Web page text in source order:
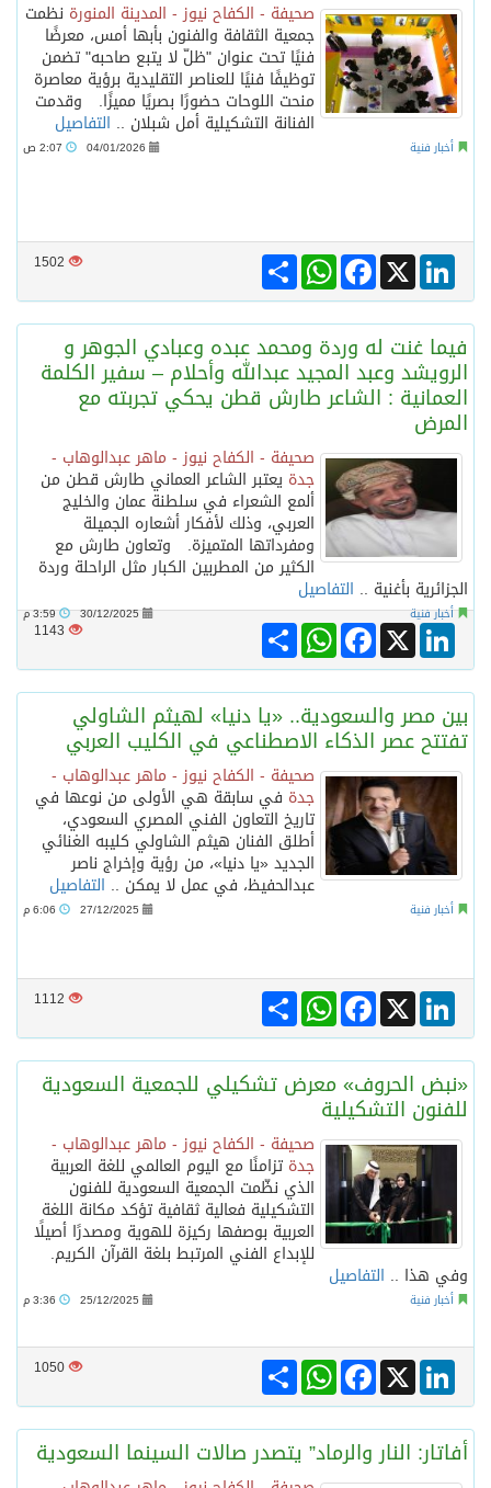
صحيفة - الكفاح نيوز - المدينة المنورة نظمت
جمعية الثقافة والفنون بأبها أمس، معرضًا
فنيًا تحت عنوان "ظلّ لا يتبع صاحبه" تضمن
توظيفًا فنيًا للعناصر التقليدية برؤية معاصرة
منحت اللوحات حضورًا بصريًا مميزًا. وقدمت
الفنانة التشكيلية أمل شبلان .. التفاصيل
أخبار فنية 04/01/2026
1502 Share
WhatsAppFacebook X
LinkedIn
فيما غنت له وردة ومحمد عبده وعبادي الجوهر و
الرويشد وعبد المجيد عبدالله وأحلام – سفير الكلمة
العمانية : الشاعر طارش قطن يحكي تجربته مع
المرض
صحيفة - الكفاح نيوز - ماهر عبدالوهاب -
جدة يعتبر الشاعر العماني طارش قطن من
ألمع الشعراء في سلطنة عمان والخليج
العربي، وذلك لأفكار أشعاره الجميلة
ومفرداتها المتميزة. وتعاون طارش مع
الكثير من المطربين الكبار مثل الراحلة وردة
الجزائرية بأغنية .. التفاصيل
أخبار فنية 30/12/2025 3:59 م
1143 Share
WhatsAppFacebook X
LinkedIn
بين مصر والسعودية.. «يا دنيا» لهيثم الشاولي
تفتتح عصر الذكاء الاصطناعي في الكليب العربي
صحيفة - الكفاح نيوز - ماهر عبدالوهاب -
جدة في سابقة هي الأولى من نوعها في
تاريخ التعاون الفني المصري السعودي،
أطلق الفنان هيثم الشاولي كليبه الغنائي
الجديد «يا دنيا»، من رؤية وإخراج ناصر
عبدالحفيظ، في عمل لا يمكن .. التفاصيل
أخبار فنية 27/12/2025
1112 Share
WhatsAppFacebook X
LinkedIn
«نبض الحروف» معرض تشكيلي للجمعية السعودية
للفنون التشكيلية
صحيفة - الكفاح نيوز - ماهر عبدالوهاب -
جدة تزامنًا مع اليوم العالمي للغة العربية
الذي نظّمت الجمعية السعودية للفنون
التشكيلية فعالية ثقافية تؤكد مكانة اللغة
العربية بوصفها ركيزة للهوية ومصدرًا أصيلًا
للإبداع الفني المرتبط بلغة القرآن الكريم.
وفي هذا .. التفاصيل
أخبار فنية 25/12/2025
1050 Share
WhatsAppFacebook X
LinkedIn
أفاتار: النار والرماد” يتصدر صالات السينما السعودية